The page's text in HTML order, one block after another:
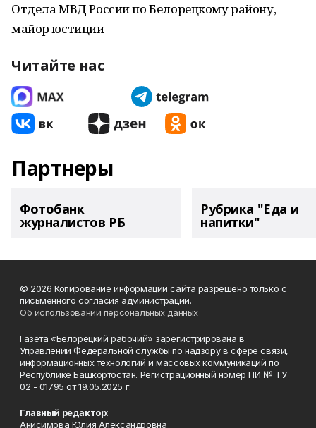
Отдела МВД России по Белорецкому району,
майор юстиции
Читайте нас
Партнеры
Фотобанк
журналистов РБ
Рубрика "Еда и
напитки"
© 2026 Копирование информации сайта разрешено только с
письменного согласия администрации.
Об использовании персональных данных
Газета «Белорецкий рабочий» зарегистрирована в
Управлении Федеральной службы по надзору в сфере связи,
информационных технологий и массовых коммуникаций по
Республике Башкортостан. Регистрационный номер ПИ № ТУ
02 - 01795 от 19.05.2025 г.
Главный редактор:
Анисимова Юлия Александровна